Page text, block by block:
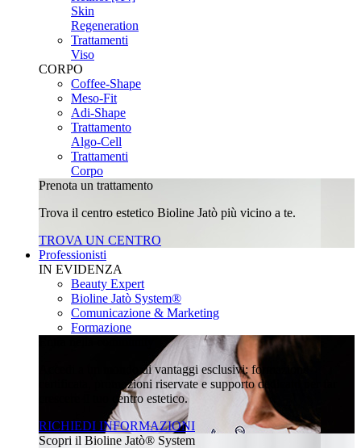
Skin
Regeneration
Trattamenti
Viso
CORPO
Coffee-Shape
Meso-Fit
Adi-Shape
Trattamento
Algo-Cell
Trattamenti
Corpo
Prenota un trattamento
Trova il centro estetico Bioline Jatò più vicino a te.
TROVA UN CENTRO
Professionisti
IN EVIDENZA
Beauty Expert
Bioline Jatò System®
Comunicazione & Marketing
Formazione
Accedi a un mondo di vantaggi esclusivi: formazione
certificata, promozioni riservate e supporto dedicato per far
crescere il tuo centro estetico.
RICHIEDI INFORMAZIONI
Scopri il Bioline Jatò® System